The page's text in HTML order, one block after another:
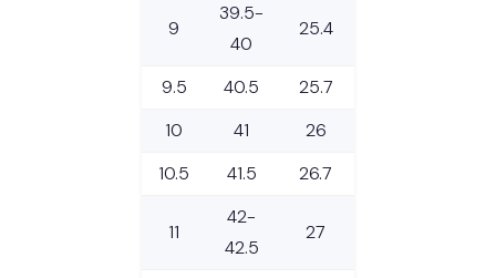
9
39.5-
40
25.4
9.5 40.5
25.7
10
41
26
10.5
41.5 26.7
11
42-
42.5
27